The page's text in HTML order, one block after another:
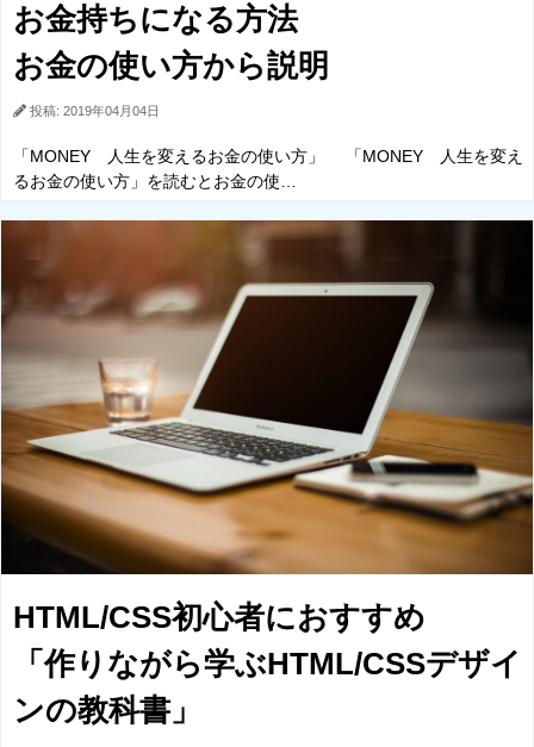
お金持ちになる方法
お金の使い方から説明
投稿: 2019年04月04日
「MONEY 人生を変えるお金の使い方」 「MONEY 人生を変え
るお金の使い方」を読むとお金の使…
HTML/CSS初心者におすすめ
「作りながら学ぶHTML/CSSデザイ
ンの教科書」